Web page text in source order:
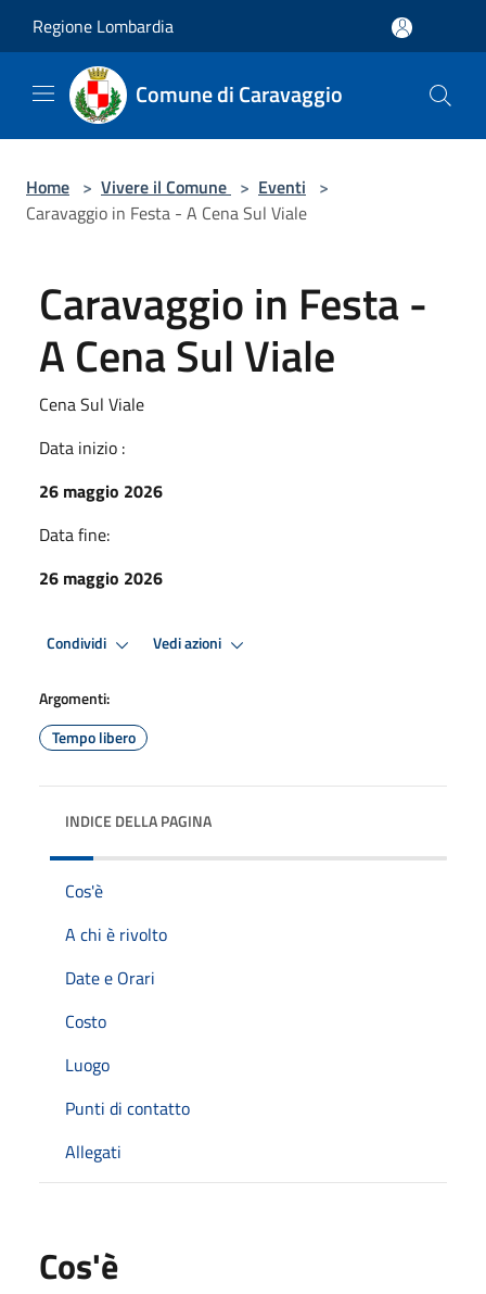
Regione Lombardia
Comune di Caravaggio
Home > Vivere il Comune > Eventi >
Caravaggio in Festa - A Cena Sul Viale
Caravaggio in Festa -
A Cena Sul Viale
Cena Sul Viale
Data inizio :
26 maggio 2026
Data fine:
26 maggio 2026
Condividi Vedi azioni
Argomenti:
Tempo libero
INDICE DELLA PAGINA
Cos'è
A chi è rivolto
Date e Orari
Costo
Luogo
Punti di contatto
Allegati
Cos'è